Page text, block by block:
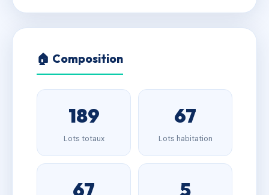
🏠 Composition
189
Lots totaux
67
Lots habitation
67 5